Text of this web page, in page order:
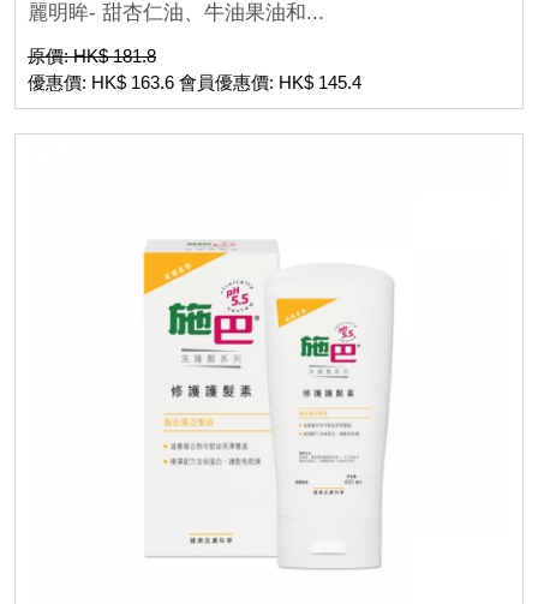
麗明眸- 甜杏仁油、牛油果油和...
原價: HK$ 181.8
優惠價: HK$ 163.6 會員優惠價: HK$ 145.4